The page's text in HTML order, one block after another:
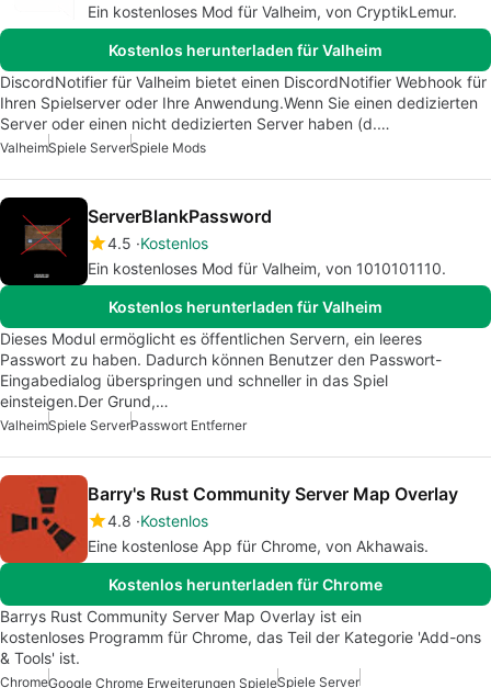
Ein kostenloses Mod für Valheim, von CryptikLemur.
Kostenlos herunterladen für Valheim
DiscordNotifier für Valheim bietet einen DiscordNotifier Webhook für
Ihren Spielserver oder Ihre Anwendung.Wenn Sie einen dedizierten
Server oder einen nicht dedizierten Server haben (d.…
ValheimSpiele ServerSpiele Mods
ServerBlankPassword
4.5 Kostenlos
Ein kostenloses Mod für Valheim, von 1010101110.
Kostenlos herunterladen für Valheim
Dieses Modul ermöglicht es öffentlichen Servern, ein leeres
Passwort zu haben. Dadurch können Benutzer den Passwort-
Eingabedialog überspringen und schneller in das Spiel
einsteigen.Der Grund,…
ValheimSpiele ServerPasswort Entferner
Barry's Rust Community Server Map Overlay
4.8 Kostenlos
Eine kostenlose App für Chrome, von Akhawais.
Kostenlos herunterladen für Chrome
Barrys Rust Community Server Map Overlay ist ein
kostenloses Programm für Chrome, das Teil der Kategorie 'Add-ons
& Tools' ist.
ChromeGoogle Chrome Erweiterungen SpieleSpiele Server